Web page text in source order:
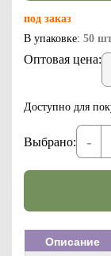
под заказ
В упаковке: 50
Оптовая цена:
Доступно для
Выбрано: -
Описание